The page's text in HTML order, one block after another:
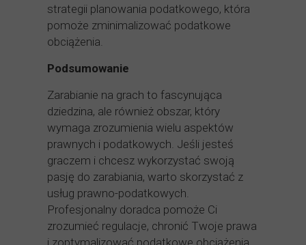
strategii planowania podatkowego, która
pomoże zminimalizować podatkowe
obciążenia.
Podsumowanie
Zarabianie na grach to fascynująca
dziedzina, ale również obszar, który
wymaga zrozumienia wielu aspektów
prawnych i podatkowych. Jeśli jesteś
graczem i chcesz wykorzystać swoją
pasję do zarabiania, warto skorzystać z
usług prawno-podatkowych.
Profesjonalny doradca pomoże Ci
zrozumieć regulacje, chronić Twoje prawa
i zoptymalizować podatkowe obciążenia,